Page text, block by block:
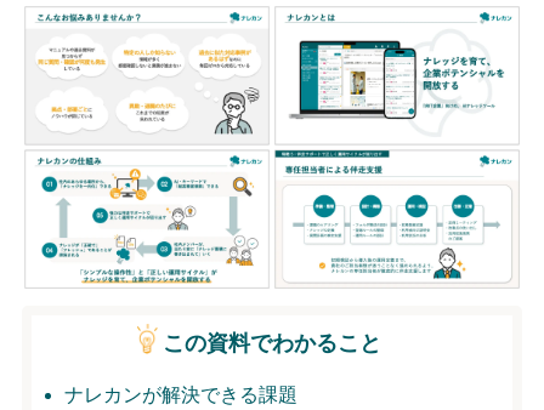
よくある質問
資料ダウンロード
無料トライアル
ログイン
この資料でわかること
ナレカンが解決できる課題